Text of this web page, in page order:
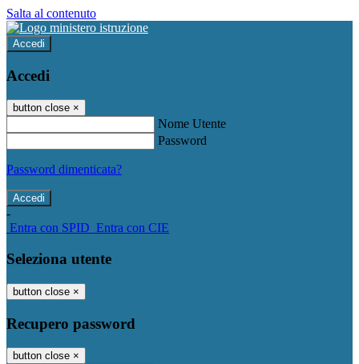
Salta al contenuto
Accedi
Accedi
button close ×
Nome Utente
Password
Password dimenticata?
-
Entra con SPID Entra con CIE
Seleziona utente
button close ×
Recupero password
button close ×